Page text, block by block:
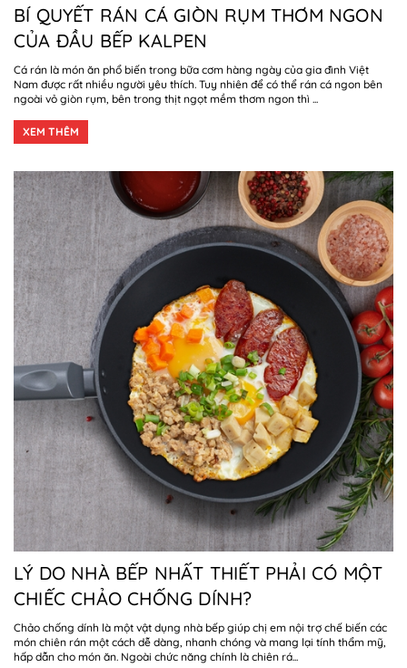
BÍ QUYẾT RÁN CÁ GIÒN RỤM THƠM NGON
CỦA ĐẦU BẾP KALPEN
Cá rán là món ăn phổ biến trong bữa cơm hàng ngày của gia đình Việt
Nam được rất nhiều người yêu thích. Tuy nhiên để có thể rán cá ngon bên
ngoài vỏ giòn rụm, bên trong thịt ngọt mềm thơm ngon thì ...
XEM THÊM
LÝ DO NHÀ BẾP NHẤT THIẾT PHẢI CÓ MỘT
CHIẾC CHẢO CHỐNG DÍNH?
Chảo chống dính là một vật dụng nhà bếp giúp chị em nội trợ chế biến các
món chiên rán một cách dễ dàng, nhanh chóng và mang lại tính thẩm mỹ,
hấp dẫn cho món ăn. Ngoài chức năng chính là chiên rá...